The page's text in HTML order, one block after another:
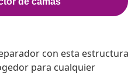
con esta estructura
para cualquier